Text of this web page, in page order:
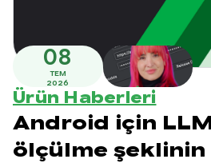
08
TEM
2026
Ürün Haberleri
Android için
ölçülme şeklinin